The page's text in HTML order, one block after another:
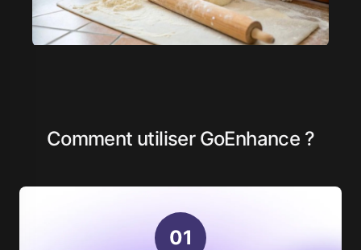
Comment utiliser GoEnhance ?
01